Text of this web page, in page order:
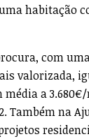
habitação
com
valorizada,
a
Também na